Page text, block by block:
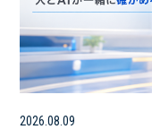
2026.08.09